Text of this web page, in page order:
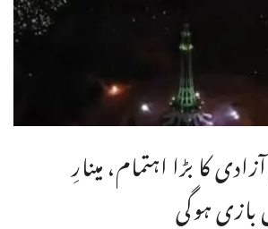
کا بڑا اہتمام، مینارِ
ہوگی